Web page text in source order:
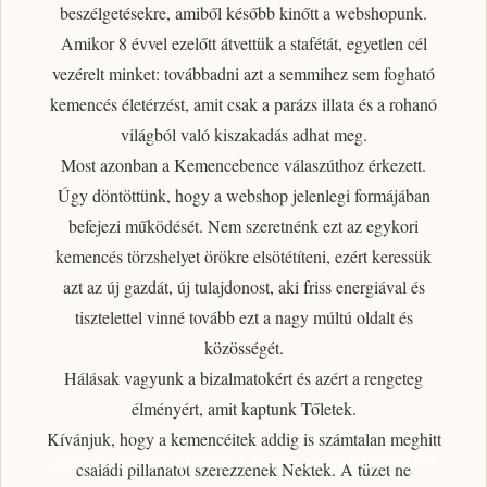
beszélgetésekre, amiből később kinőtt a webshopunk.
Amikor 8 évvel ezelőtt átvettük a stafétát, egyetlen cél
vezérelt minket: továbbadni azt a semmihez sem fogható
kemencés életérzést, amit csak a parázs illata és a rohanó
világból való kiszakadás adhat meg.
Most azonban a Kemencebence válaszúthoz érkezett.
Úgy döntöttünk, hogy a webshop jelenlegi formájában
befejezi működését. Nem szeretnénk ezt az egykori
kemencés törzshelyet örökre elsötétíteni, ezértkeressük
azt az új gazdát, új tulajdonost, aki friss energiával és
tisztelettel vinné tovább ezt a nagy múltú oldalt és
közösségét.
Hálásak vagyunk a bizalmatokértés azért a rengeteg
élményért, amit kaptunk Tőletek.
Kívánjuk, hogy a kemencéitek addig is számtalan meghitt
családi pillanatot szerezzenek Nektek. A tüzet ne
2026 © Kemencebence | Powered by DESIGNAIR